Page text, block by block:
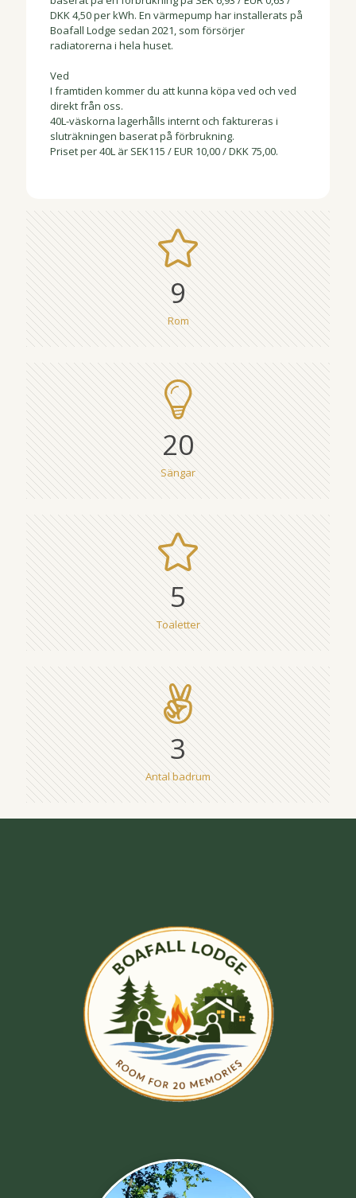
DKK 4,50 per kWh. En värmepump har installerats på
Boafall Lodge sedan 2021, som försörjer
radiatorerna i hela huset.
Ved
I framtiden kommer du att kunna köpa ved och ved
direkt från oss.
40L-väskorna lagerhålls internt och faktureras i
sluträkningen baserat på förbrukning.
Priset per 40L är SEK115 / EUR 10,00 / DKK 75,00.
9
Rom
20
Sängar
5
Toaletter
3
Antal badrum